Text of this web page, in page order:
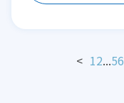
< 12...56